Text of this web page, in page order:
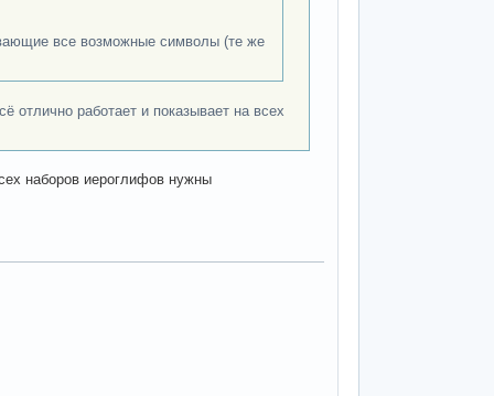
все возможные символы (те же
отлично работает и показывает на всех
наборов иероглифов нужны